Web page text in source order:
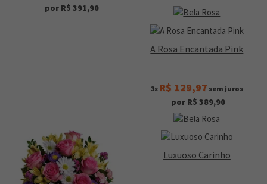
por R$ 391,90
A Rosa Encantada Pink
3x R$ 129,97 sem juros
por R$ 389,90
Luxuoso Carinho